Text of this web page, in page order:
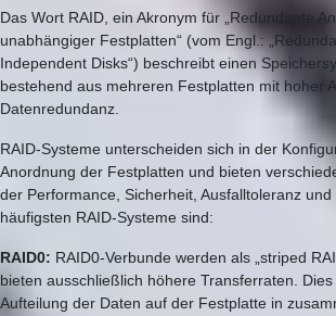
Das Wort RAID, ein Akronym für „Redundante
unabhängiger Festplatten“ (vom Engl.:
Independent Disks“) beschreibt einen
bestehend aus mehreren Festplatten mit hoher
Datenredundanz.
RAID-Systeme unterscheiden sich in der
Anordnung der Festplatten und bieten
der Performance, Sicherheit, Ausfalltoleranz
häufigsten RAID-Systeme sind:
RAID0: RAID0-Verbunde werden als „striped
bieten ausschließlich höhere Transferraten.
Aufteilung der Daten auf der Festplatte in